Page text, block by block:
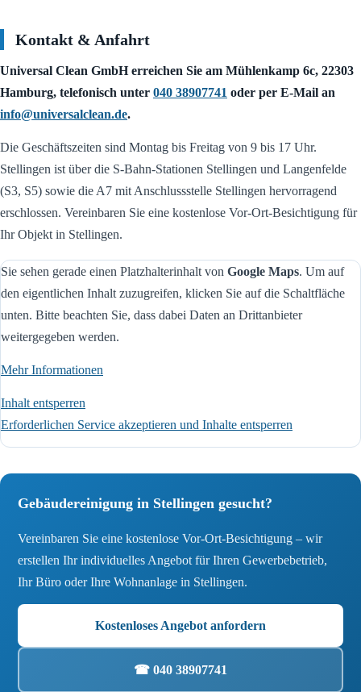
Kontakt & Anfahrt
Universal Clean GmbH erreichen Sie am Mühlenkamp 6c, 22303
Hamburg, telefonisch unter 040 38907741 oder per E-Mail an
info@universalclean.de.
Die Geschäftszeiten sind Montag bis Freitag von 9 bis 17 Uhr.
Stellingen ist über die S-Bahn-Stationen Stellingen und Langenfelde
(S3, S5) sowie die A7 mit Anschlussstelle Stellingen hervorragend
erschlossen. Vereinbaren Sie eine kostenlose Vor-Ort-Besichtigung für
Ihr Objekt in Stellingen.
Sie sehen gerade einen Platzhalterinhalt von Google Maps. Um auf
den eigentlichen Inhalt zuzugreifen, klicken Sie auf die Schaltfläche
unten. Bitte beachten Sie, dass dabei Daten an Drittanbieter
weitergegeben werden.
Mehr Informationen
Inhalt entsperren
Erforderlichen Service akzeptieren und Inhalte entsperren
Gebäudereinigung in Stellingen gesucht?
Vereinbaren Sie eine kostenlose Vor-Ort-Besichtigung – wir
erstellen Ihr individuelles Angebot für Ihren Gewerbebetrieb,
Ihr Büro oder Ihre Wohnanlage in Stellingen.
Kostenloses Angebot anfordern
☎ 040 38907741